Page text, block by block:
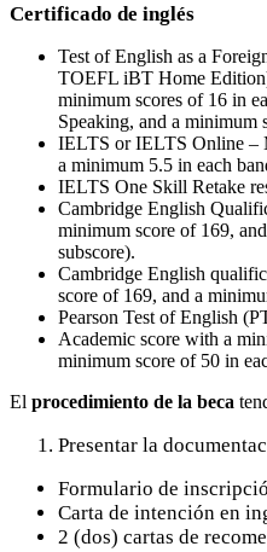
Certificado de inglés
Test of English as a
TOEFL iBT Home
minimum scores of 16 in
Speaking, and a minimum
IELTS or IELTS Online –
a minimum 5.5 in each
IELTS One Skill Retake
Cambridge English
minimum score of 169,
subscore).
Cambridge English
score of 169, and a
Pearson Test of English
Academic score with a
minimum score of 50 in
El procedimiento de la beca
Presentar la
Formulario de
Carta de intención en
2 (dos) cartas de